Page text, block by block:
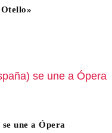
une a Ópera